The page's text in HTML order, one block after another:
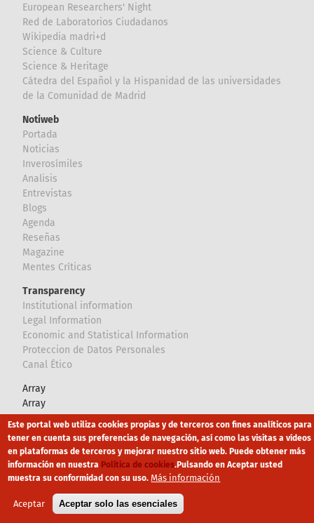
European Researchers' Night
Red de Laboratorios Ciudadanos
Wikipedia madri+d
Science & Culture
Science & Heritage
Cátedra del Español y la Hispanidad de las universidades
de la Comunidad de Madrid
Notiweb
Portada
Noticias
Inverosímiles
Analisis
Entrevistas
Blogs
Agenda
Reseñas
Magazine
Mentes Críticas
Transparency
Institutional information
Legal Information
Economic and Statistical Information
Proteccion de Datos Personales
Canal Ético
Array
Array
Footer Canal Ético eduroam Mapa Web
Política privacidad Política de cookies Aviso legal
Este portal web utiliza cookies propias y de terceros con fines analíticos para
tener en cuenta sus preferencias de navegación, así como las visitas a vídeos
en plataformas de terceros y mejorar nuestro sitio web. Puede obtener más
información en nuestra Política de cookies.Pulsando en Aceptar usted
muestra su conformidad con su uso. Más información
Aceptar Aceptar solo las esenciales